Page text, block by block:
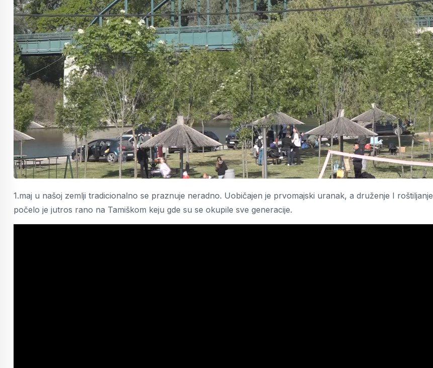
1.maj u našoj zemlji tradicionalno se praznuje neradno. Uobičajen je prvomajski uranak, a druženje I roštiljanje
počelo je jutros rano na Tamiškom keju gde su se okupile sve generacije.